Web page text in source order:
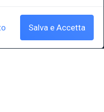
- P.E.C.: ateneo@pec.units.it
Salva e Accetta